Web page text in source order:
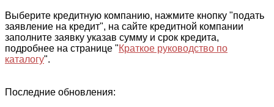
Выберите кредитную компанию, нажмите кнопку "подать
заявление на кредит", на сайте кредитной компании
заполните заявку указав сумму и срок кредита,
подробнее на странице "Краткое руководство по
каталогу".
Последние обновления: